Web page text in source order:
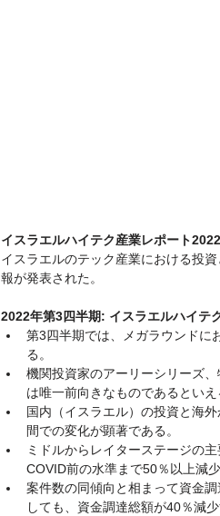
イスラエルハイテク産業レポート
イスラエルのテック産業における投
報が発表された。
2022年第3四半期: イスラエルハイテ
第3四半期では、メガラウンドに
る。
機関投資家のアーリーシリーズ
は唯一前向きなものであるといえ
国内（イスラエル）の投資と海
間での変化が顕著である。
ミドルからレイターステージの
COVID前の水準まで50％以上減少
案件数の同傾向と相まって資金
しても、資金調達総額が40％減